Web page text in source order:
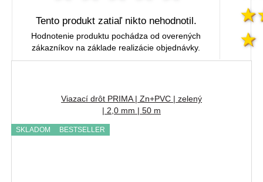
Tento produkt zatiaľ nikto nehodnotil.
Hodnotenie produktu pochádza od overených
zákazníkov na základe realizácie objednávky.
Viazací drôt PRIMA | Zn+PVC | zelený
| 2,0 mm | 50 m
SKLADOM BESTSELLER